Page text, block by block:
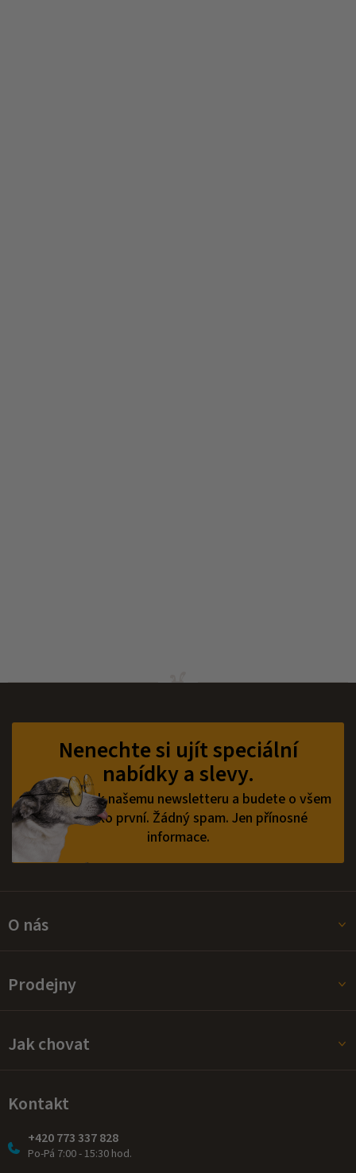
Nenechte si ujít speciální
nabídky a slevy.
Přihlaste se k našemu newsletteru a budete o všem
vědět jako první. Žádný spam. Jen přínosné
informace.
O nás
Prodejny
Jak chovat
Kontakt
+420 773 337 828
Po-Pá 7:00 - 15:30 hod.